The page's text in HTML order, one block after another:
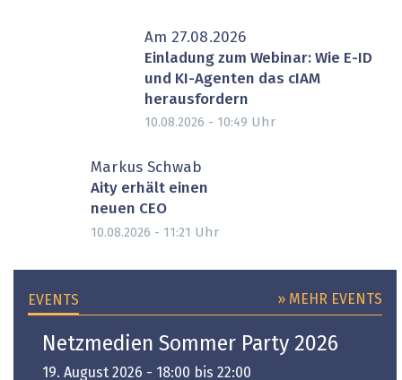
Am 27.08.2026
Einladung zum Webinar: Wie E-ID
und KI-Agenten das cIAM
herausfordern
10.08.2026 - 10:49 Uhr
Markus Schwab
Aity erhält einen
neuen CEO
10.08.2026 - 11:21 Uhr
EVENTS » MEHR EVENTS
Netzmedien Sommer Party 2026
19. August 2026 - 18:00 bis 22:00